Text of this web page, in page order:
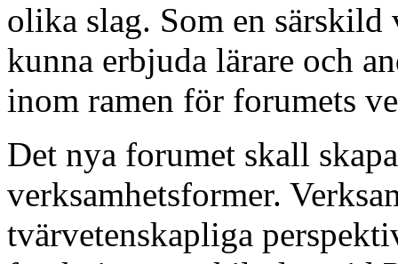
olika slag. Som en särskild
kunna erbjuda lärare och
inom ramen för forumets
Det nya forumet skall
verksamhetsformer.
tvärvetenskapliga